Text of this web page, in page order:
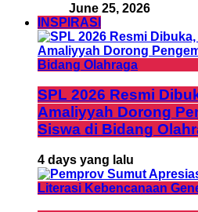
June 25, 2026
INSPIRASI
SPL 2026 Resmi
Amaliyyah Dorong
Siswa di Bidang
4 days yang lalu